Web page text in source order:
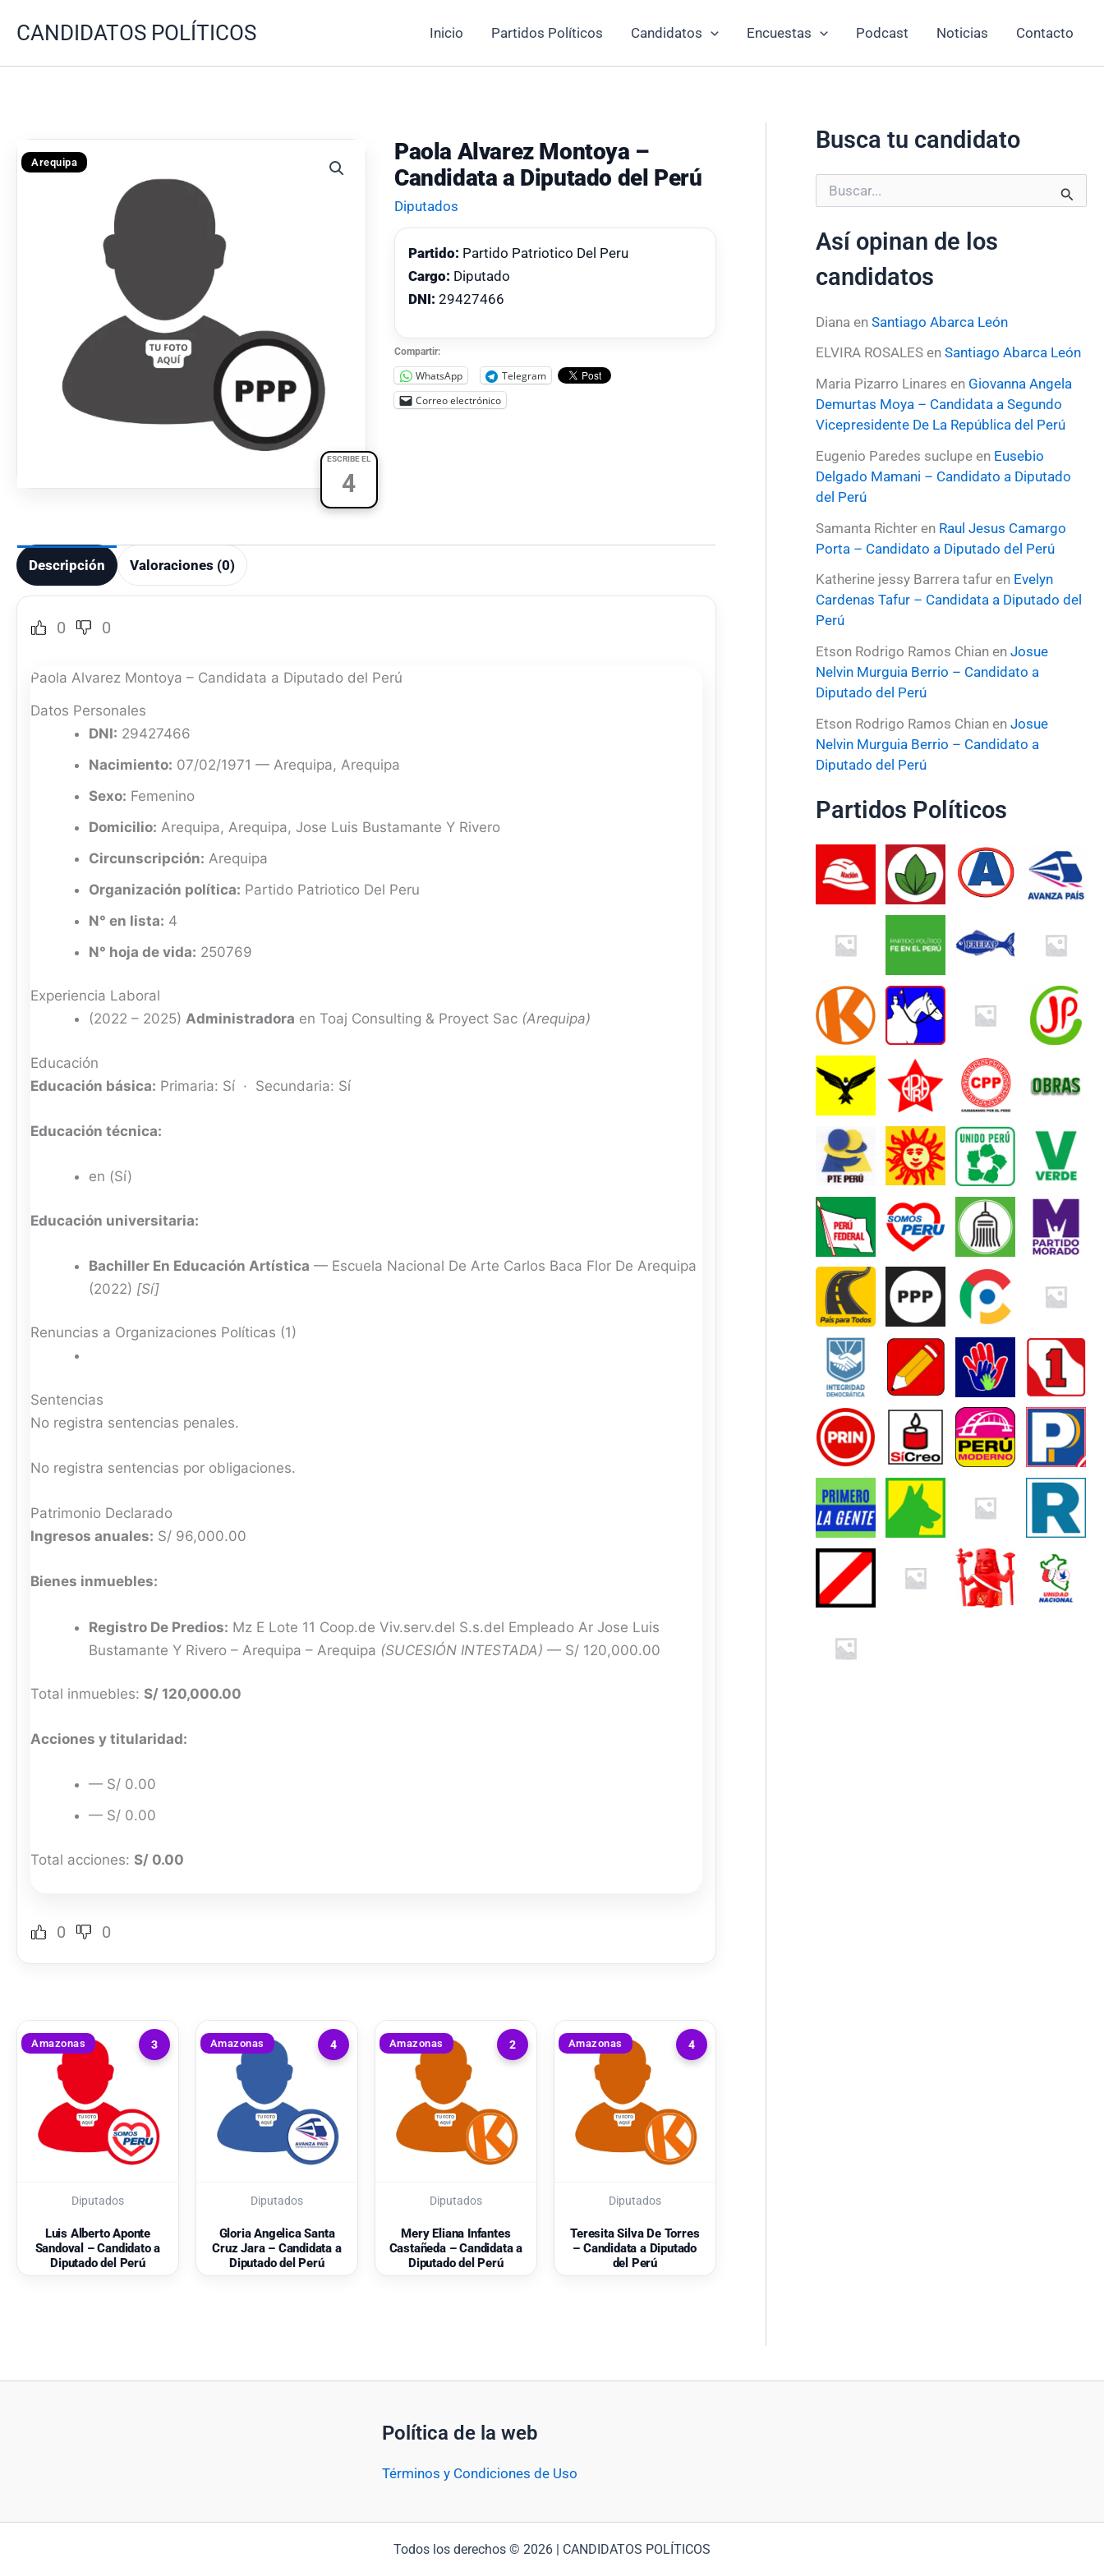
CANDIDATOS POLÍTICOS Inicio Partidos Políticos Candidatos Encuestas Podcast Noticias Contacto
ESCRIBE EL
4
Arequipa
Paola Alvarez Montoya –
Candidata a Diputado del Perú
Diputados
Partido: Partido Patriotico Del Peru
Cargo: Diputado
DNI: 29427466
Compartir:
WhatsApp
Telegram
Correo electrónico
Descripción Valoraciones (0)
0 0
Paola Alvarez Montoya – Candidata a Diputado del Perú
Datos Personales
DNI: 29427466
Nacimiento: 07/02/1971 — Arequipa, Arequipa
Sexo: Femenino
Domicilio: Arequipa, Arequipa, Jose Luis Bustamante Y Rivero
Circunscripción: Arequipa
Organización política: Partido Patriotico Del Peru
N° en lista: 4
N° hoja de vida: 250769
Experiencia Laboral
(2022 – 2025) Administradora en Toaj Consulting & Proyect Sac (Arequipa)
Educación
Educación básica: Primaria: Sí · Secundaria: Sí
Educación técnica:
en (Sí)
Educación universitaria:
Bachiller En Educación Artística — Escuela Nacional De Arte Carlos Baca Flor De Arequipa
(2022) [Sí]
Renuncias a Organizaciones Políticas (1)
Sentencias
No registra sentencias penales.
No registra sentencias por obligaciones.
Patrimonio Declarado
Ingresos anuales: S/ 96,000.00
Bienes inmuebles:
Registro De Predios: Mz E Lote 11 Coop.de Viv.serv.del S.s.del Empleado Ar Jose Luis
Bustamante Y Rivero – Arequipa – Arequipa (SUCESIÓN INTESTADA) — S/ 120,000.00
Total inmuebles: S/ 120,000.00
Acciones y titularidad:
— S/ 0.00
— S/ 0.00
Total acciones: S/ 0.00
0 0
3
Amazonas
Diputados
Luis Alberto Aponte
Sandoval – Candidato a
Diputado del Perú
4
Amazonas
Diputados
Gloria Angelica Santa
Cruz Jara – Candidata a
Diputado del Perú
2
Amazonas
Diputados
Mery Eliana Infantes
Castañeda – Candidata a
Diputado del Perú
4
Amazonas
Diputados
Teresita Silva De Torres
– Candidata a Diputado
del Perú
Busca tu candidato
u
c
r
r
Así opinan de los
candidatos
Diana en Santiago Abarca León
ELVIRA ROSALESen Santiago Abarca León
Maria Pizarro Linares en Giovanna Angela
Demurtas Moya – Candidata a Segundo
Vicepresidente De La República del Perú
Eugenio Paredes suclupeen Eusebio
Delgado Mamani – Candidato a Diputado
del Perú
Samanta Richteren Raul Jesus Camargo
Porta – Candidato a Diputado del Perú
Katherine jessy Barrera tafuren Evelyn
Cardenas Tafur – Candidata a Diputado del
Perú
Etson Rodrigo Ramos Chianen Josue
Nelvin Murguia Berrio – Candidato a
Diputado del Perú
Etson Rodrigo Ramos Chianen Josue
Nelvin Murguia Berrio – Candidato a
Diputado del Perú
Partidos Políticos
Política de la web
Términos y Condiciones de Uso
Todos los derechos © 2026 | CANDIDATOS POLÍTICOS